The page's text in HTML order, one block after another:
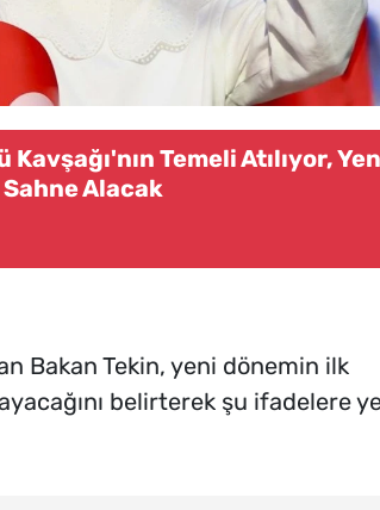
Temeli Atılıyor,
Alacak
Bakan Tekin, yeni dönemin ilk
belirterek şu ifadelere